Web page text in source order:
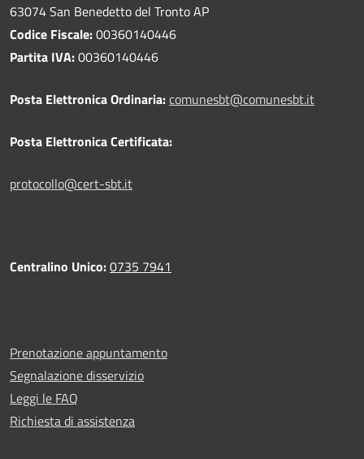
63074 San Benedetto del Tronto AP
Codice Fiscale:00360140446
Partita IVA:00360140446
Posta Elettronica Ordinaria:comunesbt@comunesbt.it
Posta Elettronica Certificata:
protocollo@cert-sbt.it
Centralino Unico:0735 7941
Prenotazione appuntamento
Segnalazione disservizio
Leggi le FAQ
Richiesta di assistenza